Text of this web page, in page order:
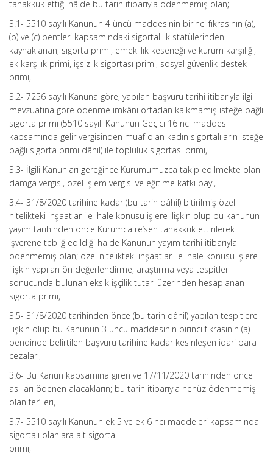
tahakkuk ettiği hâlde bu tarih itibarıyla ödenmemiş olan;
3.1- 5510 sayılı Kanunun 4 üncü maddesinin birinci fıkrasının (a),
(b) ve (c) bentleri kapsamındaki sigortalılık statülerinden
kaynaklanan; sigorta primi, emeklilik keseneği ve kurum karşılığı,
ek karşılık primi, işsizlik sigortası primi, sosyal güvenlik destek
primi,
3.2- 7256 sayılı Kanuna göre, yapılan başvuru tarihi itibarıyla ilgili
mevzuatına göre ödenme imkânı ortadan kalkmamış isteğe bağlı
sigorta primi (5510 sayılı Kanunun Geçici 16 ncı maddesi
kapsamında gelir vergisinden muaf olan kadın sigortalıların isteğe
bağlı sigorta primi dâhil) ile topluluk sigortası primi,
3.3- İlgili Kanunları gereğince Kurumumuzca takip edilmekte olan
damga vergisi, özel işlem vergisi ve eğitime katkı payı,
3.4- 31/8/2020 tarihine kadar (bu tarih dâhil) bitirilmiş özel
nitelikteki inşaatlar ile ihale konusu işlere ilişkin olup bu kanunun
yayım tarihinden önce Kurumca re’sen tahakkuk ettirilerek
işverene tebliğ edildiği halde Kanunun yayım tarihi itibarıyla
ödenmemiş olan; özel nitelikteki inşaatlar ile ihale konusu işlere
ilişkin yapılan ön değerlendirme, araştırma veya tespitler
sonucunda bulunan eksik işçilik tutarı üzerinden hesaplanan
sigorta primi,
3.5- 31/8/2020 tarihinden önce (bu tarih dâhil) yapılan tespitlere
ilişkin olup bu Kanunun 3 üncü maddesinin birinci fıkrasının (a)
bendinde belirtilen başvuru tarihine kadar kesinleşen idari para
cezaları,
3.6- Bu Kanun kapsamına giren ve 17/11/2020 tarihinden önce
asılları ödenen alacakların; bu tarih itibarıyla henüz ödenmemiş
olan fer’ileri,
3.7- 5510 sayılı Kanunun ek 5 ve ek 6 ncı maddeleri kapsamında
sigortalı olanlara ait sigorta
primi,